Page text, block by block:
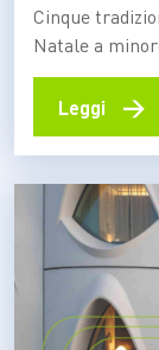
Cinque
Natale a
l’albero di
viaggi Le
a regione, ma
Leggi →